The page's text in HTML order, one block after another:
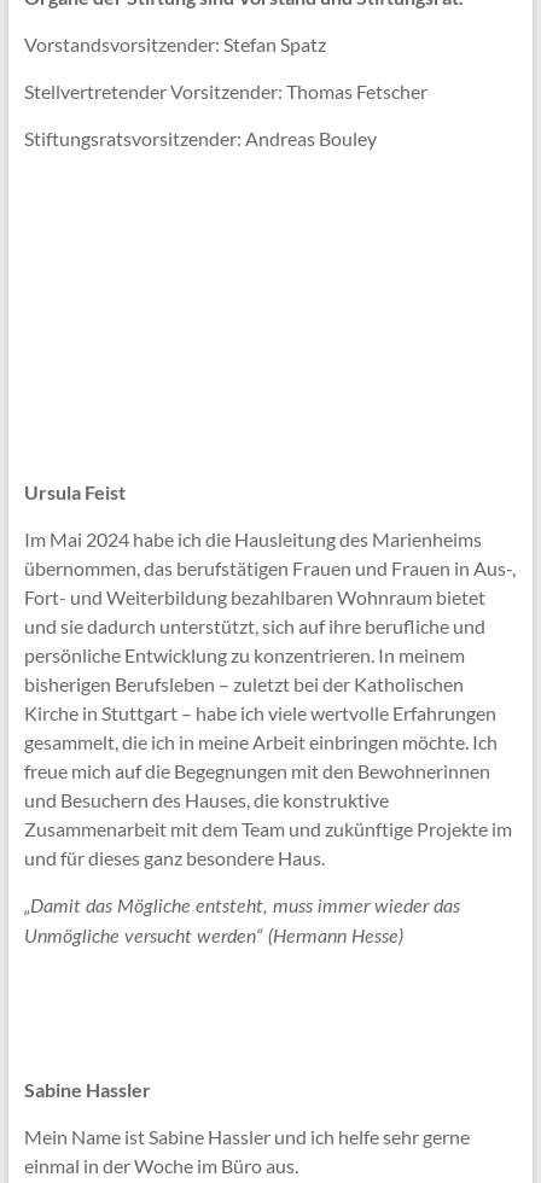
Vorstandsvorsitzender: Stefan Spatz
Stellvertretender Vorsitzender: Thomas Fetscher
Stiftungsratsvorsitzender: Andreas Bouley
Ursula Feist
Im Mai 2024 habe ich die Hausleitung des Marienheims
übernommen, das berufstätigen Frauen und Frauen in Aus-,
Fort- und Weiterbildung bezahlbaren Wohnraum bietet
und sie dadurch unterstützt, sich auf ihre berufliche und
persönliche Entwicklung zu konzentrieren. In meinem
bisherigen Berufsleben – zuletzt bei der Katholischen
Kirche in Stuttgart – habe ich viele wertvolle Erfahrungen
gesammelt, die ich in meine Arbeit einbringen möchte. Ich
freue mich auf die Begegnungen mit den Bewohnerinnen
und Besuchern des Hauses, die konstruktive
Zusammenarbeit mit dem Team und zukünftige Projekte im
und für dieses ganz besondere Haus.
„Damit das Mögliche entsteht, muss immer wieder das
Unmögliche versucht werden“ (Hermann Hesse)
Sabine Hassler
Mein Name ist Sabine Hassler und ich helfe sehr gerne
einmal in der Woche im Büro aus.